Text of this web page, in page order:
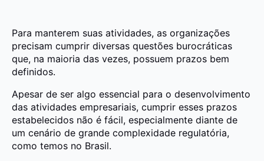
Para manterem suas atividades, as organizações
precisam cumprir diversas questões burocráticas
que, na maioria das vezes, possuem prazos bem
definidos.
Apesar de ser algo essencial para o desenvolvimento
das atividades empresariais, cumprir esses prazos
estabelecidos não é fácil, especialmente diante de
um cenário de grande complexidade regulatória,
como temos no Brasil.